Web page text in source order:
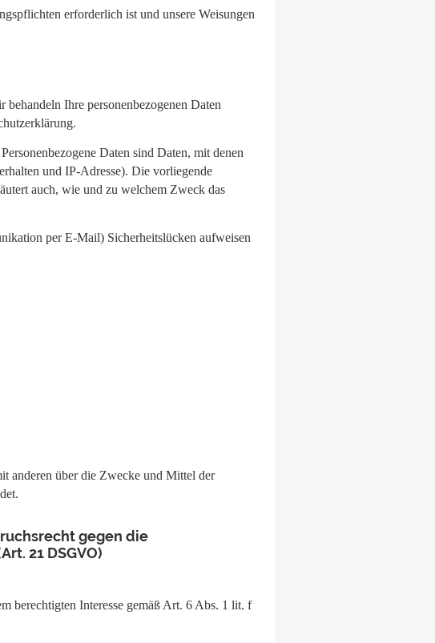
erforderlich ist und unsere Weisungen
Ihre personenbezogenen Daten
Daten sind Daten, mit denen
und IP-Adresse). Die vorliegende
auch, wie und zu welchem Zweck das
per E-Mail) Sicherheitslücken aufweisen
anderen über die Zwecke und Mittel der
gegen die
21 DSGVO)
berechtigten Interesse gemäß Art. 6 Abs. 1 lit. f